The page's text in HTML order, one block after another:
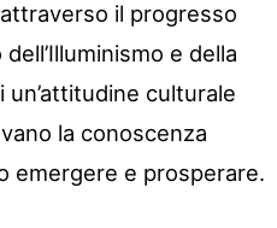
il progresso
e della
un’attitudine culturale
la conoscenza
emergere e prosperare.